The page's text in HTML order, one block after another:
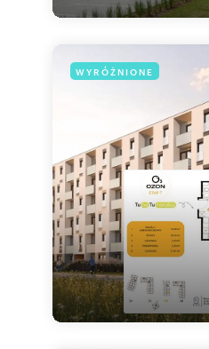
WYRÓŻNIONE